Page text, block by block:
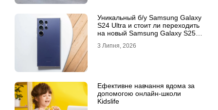
Уникальный б/у Samsung Galaxy
S24 Ultra и стоит ли переходить
на новый Samsung Galaxy S25
3 Липня, 2026
Ефективне навчання вдома за
допомогою онлайн-школи
Kidslife